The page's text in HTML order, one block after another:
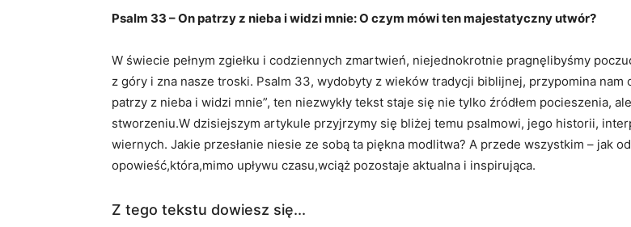
Psalm 33 – On patrzy z nieba i widzi mnie: O czym mówi ten majestatyczny utwór?
W świecie pełnym zgiełku i codziennych zmartwień, niejednokrotnie pragnęlibyśmy
z góry i zna nasze troski. Psalm 33, wydobyty z wieków tradycji biblijnej, przypomina nam
patrzy z nieba i widzi mnie”, ten niezwykły tekst staje się nie tylko źródłem pocieszenia,
stworzeniu.W dzisiejszym artykule przyjrzymy się bliżej temu psalmowi, jego historii,
wiernych. Jakie przesłanie niesie ze sobą ta piękna modlitwa? A przede wszystkim – jak
opowieść,która,mimo upływu czasu,wciąż pozostaje aktualna i inspirująca.
Z tego tekstu dowiesz się...